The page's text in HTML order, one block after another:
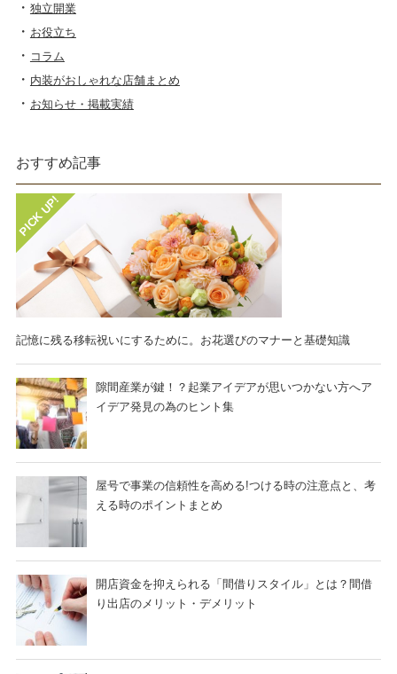
独立開業
お役立ち
コラム
内装がおしゃれな店舗まとめ
お知らせ・掲載実績
おすすめ記事
記憶に残る移転祝いにするために。お花選びのマナーと基礎知識
隙間産業が鍵！？起業アイデアが思いつかない方へア
イデア発見の為のヒント集
屋号で事業の信頼性を高める!つける時の注意点と、考
える時のポイントまとめ
開店資金を抑えられる「間借りスタイル」とは？間借
り出店のメリット・デメリット